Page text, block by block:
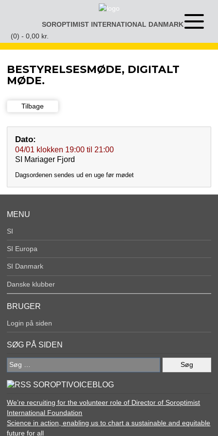
SOROPTIMIST INTERNATIONAL DANMARKÅben
menu
(0) - 0,00 kr.
BESTYRELSESMØDE, DIGITALT
MØDE.
Tilbage
Dato:
04/01 klokken 19:00 til 21:00
SI Mariager Fjord
Dagsordenen sendes ud en uge før mødet
MENU
SI
SI Europa
SI Danmark
Danske klubber
BRUGER
Login på siden
SØG PÅ SIDEN
Søg
efter:
SOROPTIVOICEBLOG
We’re recruiting for the volunteer role of Director of Soroptimist
International Foundation
Science in action, enabling us to chart a sustainable and equitable
future for all